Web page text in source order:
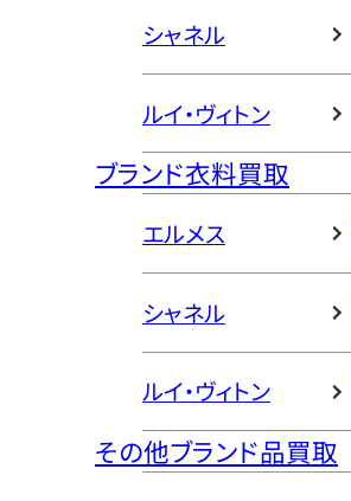
シャネル
ルイ・ヴィトン
ブランド衣料買取
エルメス
シャネル
ルイ・ヴィトン
その他ブランド品買取